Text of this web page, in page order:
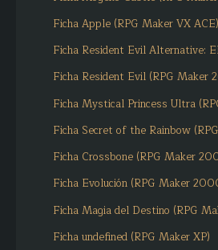
Ficha Apple (RPG Maker VX ACE)
Ficha Resident Evil Alternative:
Ficha Resident Evil (RPG Maker
Ficha Mystical Princess Ultra
Ficha Secret of the Rainbow
Ficha Crossbone (RPG Maker
Ficha Evolución (RPG Maker
Ficha Magia del Destino (RPG
Ficha undefined (RPG Maker XP)